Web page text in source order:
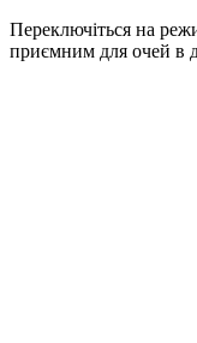
Переключіться на
приємним для очей в